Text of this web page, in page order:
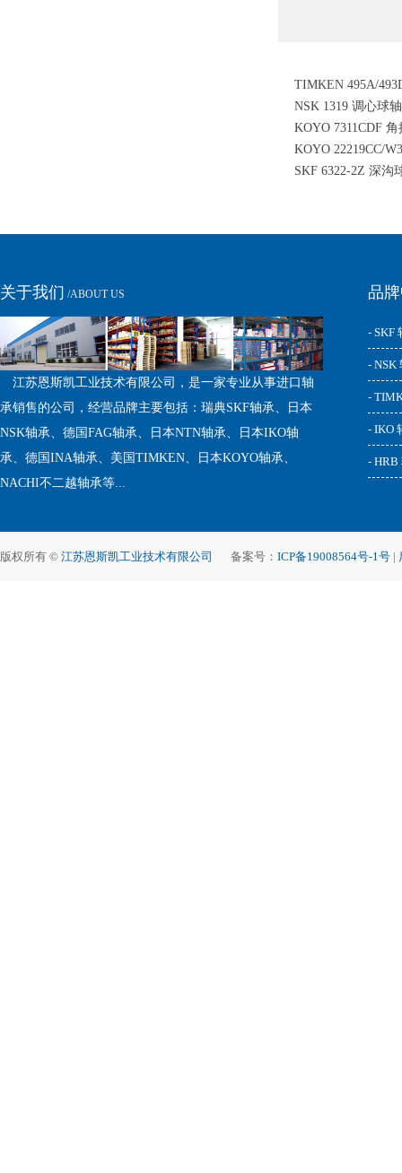
TIMKEN 495A/
滚子轴承
NSK 1319 调心球
KOYO 7311CDF
KOYO 22219CC/
承
SKF 6322-2Z 深沟
关于我们 /ABOUT US
江苏恩斯凯工业技术有限公司，是一家专业从事进口轴
承销售的公司，经营品牌主要包括：瑞典SKF轴承、日本
NSK轴承、德国FAG轴承、日本NTN轴承、日本IKO轴
承、德国INA轴承、美国TIMKEN、日本KOYO轴承、
NACHI不二越轴承等...
品
- SKF
- NSK
-
- IKO
- HRB
版权所有 © 江苏恩斯凯工业技术有限公司 备案号： ICP备19008564号-1号 |